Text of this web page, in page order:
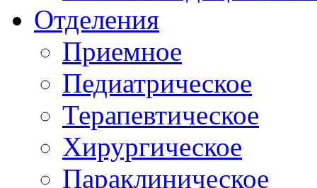
Отделения
Приемное
Педиатрическое
Терапевтическое
Хирургическое
Параклиническое